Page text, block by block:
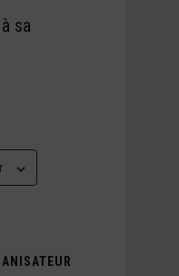
sa